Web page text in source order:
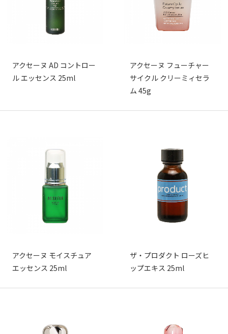
アクセーヌ AD コントロー
ル エッセンス 25ml
アクセーヌ フューチャー
サイクル クリーミィセラ
ム 45g
アクセーヌ モイスチュア
エッセンス 25ml
ザ・プロダクト ローズヒ
ップエキス 25ml